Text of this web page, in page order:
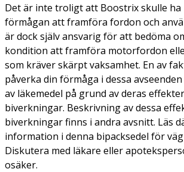
Det är inte troligt att Boostrix skulle ha
förmågan att framföra fordon och
är dock själv ansvarig för att bedöma
kondition att framföra motorfordon
som kräver skärpt vaksamhet. En av
påverka din förmåga i dessa
av läkemedel på grund av deras
biverkningar. Beskrivning av dessa
biverkningar finns i andra avsnitt. Läs
information i denna bipacksedel för
Diskutera med läkare eller
osäker.